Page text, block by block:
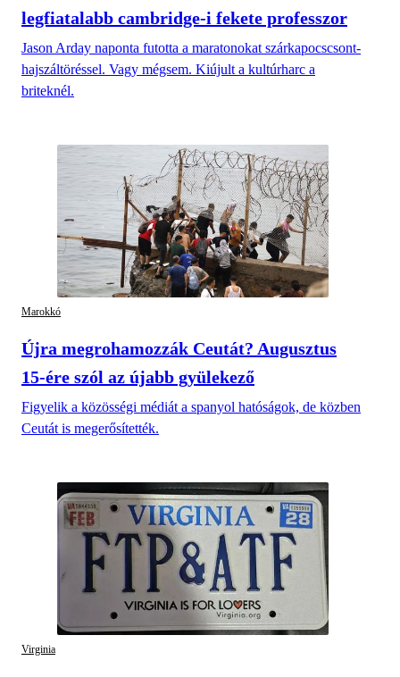
legfiatalabb cambridge-i fekete professzor
Jason Arday naponta futotta a maratonokat szárkapocscsont-
hajszáltöréssel. Vagy mégsem. Kiújult a kultúrharc a
briteknél.
Marokkó
Újra megrohamozzák Ceutát? Augusztus
15-ére szól az újabb gyülekező
Figyelik a közösségi médiát a spanyol hatóságok, de közben
Ceutát is megerősítették.
Virginia